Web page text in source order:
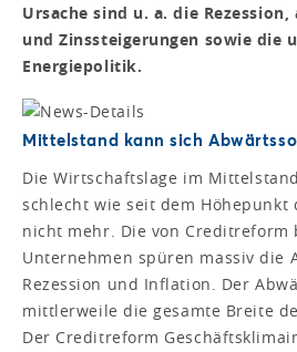
Ursache sind u. a. die
und Zinssteigerungen sowie die
Energiepolitik.
Mittelstand kann sich
Die Wirtschaftslage im
schlecht wie seit dem Höhepunkt
nicht mehr. Die von Creditreform
Unternehmen spüren massiv die
Rezession und Inflation. Der
mittlerweile die gesamte Breite
Der Creditreform